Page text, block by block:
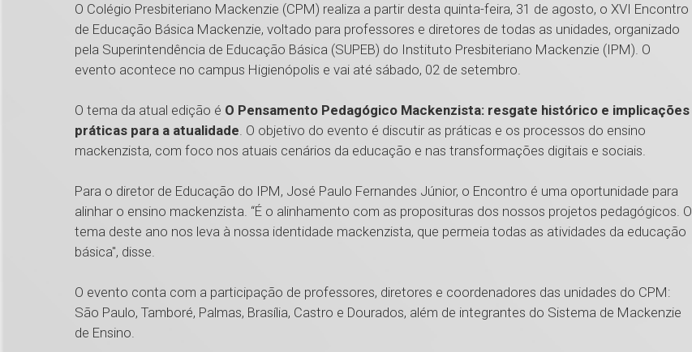
O Colégio Presbiteriano Mackenzie (CPM) realiza a partir desta quinta-feira, 31 de agosto, o XVI Encontro
de Educação Básica Mackenzie, voltado para professores e diretores de todas as unidades, organizado
pela Superintendência de Educação Básica (SUPEB) do Instituto Presbiteriano Mackenzie (IPM). O
evento acontece no campus Higienópolis e vai até sábado, 02 de setembro.
O tema da atual edição é O Pensamento Pedagógico Mackenzista: resgate histórico e implicações
práticas para a atualidade. O objetivo do evento é discutir as práticas e os processos do ensino
mackenzista, com foco nos atuais cenários da educação e nas transformações digitais e sociais.
Para o diretor de Educação do IPM, José Paulo Fernandes Júnior, o Encontro é uma oportunidade para
alinhar o ensino mackenzista. “É o alinhamento com as proposituras dos nossos projetos pedagógicos. O
tema deste ano nos leva à nossa identidade mackenzista, que permeia todas as atividades da educação
básica", disse.
O evento conta com a participação de professores, diretores e coordenadores das unidades do CPM:
São Paulo, Tamboré, Palmas, Brasília, Castro e Dourados, além de integrantes do Sistema de Mackenzie
de Ensino.